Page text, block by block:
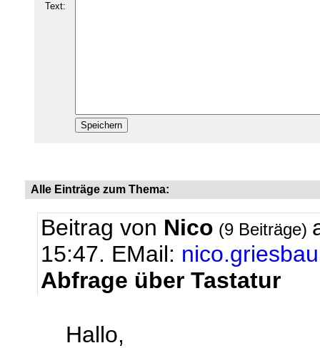
Text:
Alle Einträge zum Thema:
Beitrag von Nico (9 Beiträge)
15:47. EMail:
Abfrage über Tastatur
Hallo,